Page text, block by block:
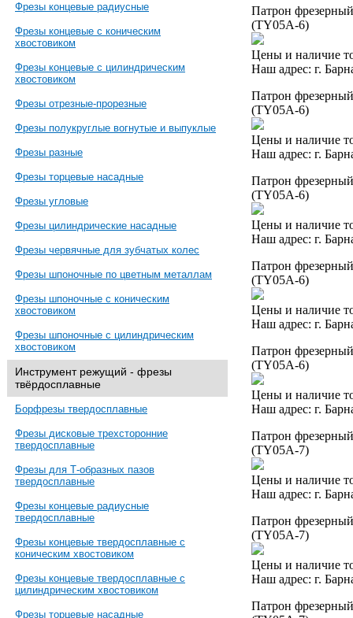
Фрезы концевые радиусные
Фрезы концевые с коническим
хвостовиком
Фрезы концевые с цилиндрическим
хвостовиком
Фрезы отрезные-прорезные
Фрезы полукруглые вогнутые и выпуклые
Фрезы разные
Фрезы торцевые насадные
Фрезы угловые
Фрезы цилиндрические насадные
Фрезы червячные для зубчатых колес
Фрезы шпоночные по цветным металлам
Фрезы шпоночные с коническим
хвостовиком
Фрезы шпоночные с цилиндрическим
хвостовиком
Инструмент режущий - фрезы
твёрдосплавные
Борфрезы твердосплавные
Фрезы дисковые трехсторонние
твердосплавные
Фрезы для Т-образных пазов
твердосплавные
Фрезы концевые радиусные
твердосплавные
Фрезы концевые твердосплавные с
коническим хвостовиком
Фрезы концевые твердосплавные с
цилиндрическим хвостовиком
Фрезы торцевые насадные
Патрон
(TY05A-6)
Цены и наличие
Наш адрес: г.
Патрон
(TY05A-6)
Цены и наличие
Наш адрес: г.
Патрон
(TY05A-6)
Цены и наличие
Наш адрес: г.
Патрон
(TY05A-6)
Цены и наличие
Наш адрес: г.
Патрон
(TY05A-6)
Цены и наличие
Наш адрес: г.
Патрон
(TY05A-7)
Цены и наличие
Наш адрес: г.
Патрон
(TY05A-7)
Цены и наличие
Наш адрес: г.
Патрон